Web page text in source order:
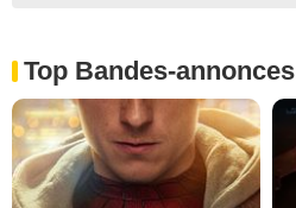
Top Bandes-annonces